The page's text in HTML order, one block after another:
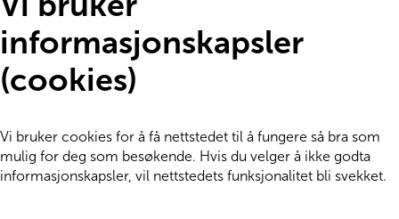
Hjemmetjenester
Senior Pluss
Rehabilitering
informasjonskapsler
(cookies)
Vi bruker cookies for å få nettstedet til å fungere så bra som
mulig for deg som besøkende. Hvis du velger å ikke godta
informasjonskapsler, vil nettstedets funksjonalitet bli svekket.